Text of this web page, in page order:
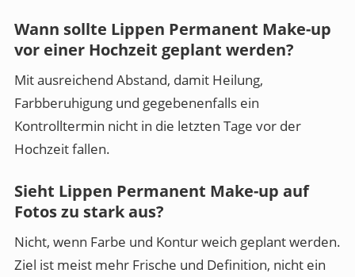
Wann sollte Lippen Permanent Make-up
vor einer Hochzeit geplant werden?
Mit ausreichend Abstand, damit Heilung,
Farbberuhigung und gegebenenfalls ein
Kontrolltermin nicht in die letzten Tage vor der
Hochzeit fallen.
Sieht Lippen Permanent Make-up auf
Fotos zu stark aus?
Nicht, wenn Farbe und Kontur weich geplant werden.
Ziel ist meist mehr Frische und Definition, nicht ein